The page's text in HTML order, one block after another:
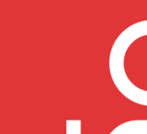
от 110 мин